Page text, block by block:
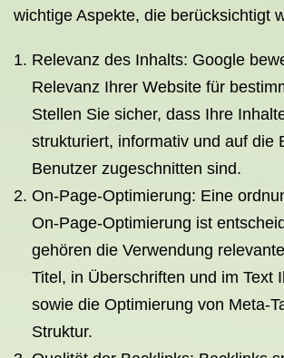
wichtige Aspekte, die berücksichtigt
Relevanz des Inhalts: Google
Relevanz Ihrer Website für
Stellen Sie sicher, dass Ihre
strukturiert, informativ und auf die
Benutzer zugeschnitten sind.
On-Page-Optimierung: Eine
On-Page-Optimierung ist
gehören die Verwendung
Titel, in Überschriften und im Text
sowie die Optimierung von Meta-
Struktur.